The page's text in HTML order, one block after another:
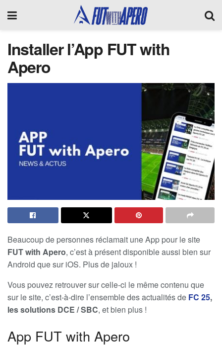
Installer l’App FUT with
Apero
Beaucoup de personnes réclamait une App pour le site
FUT with Apero, c’est à présent disponible aussi bien sur
Android que sur iOS. Plus de jaloux !
Vous pouvez retrouver sur celle-ci le même contenu que
sur le site, c’est-à-dire l’ensemble des actualités de FC 25,
les solutions DCE / SBC, et bien plus !
App FUT with Apero